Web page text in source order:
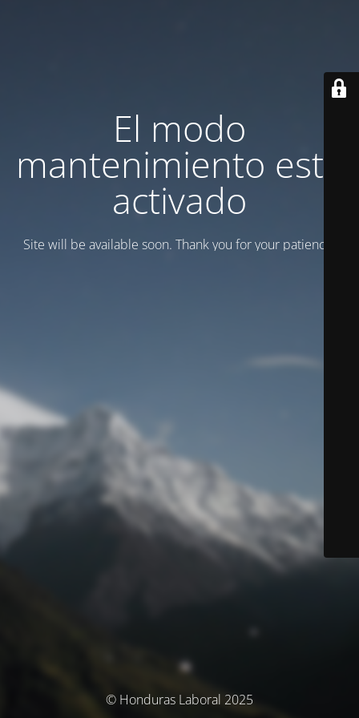
El modo
mantenimiento está
activado
Site will be available soon. Thank you for your patience!
© Honduras Laboral 2025